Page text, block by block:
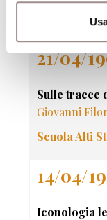
Scuola Alti
21/04/
Sulle tracce
Giovanni
Scuola Alti
14/04/
Iconologia